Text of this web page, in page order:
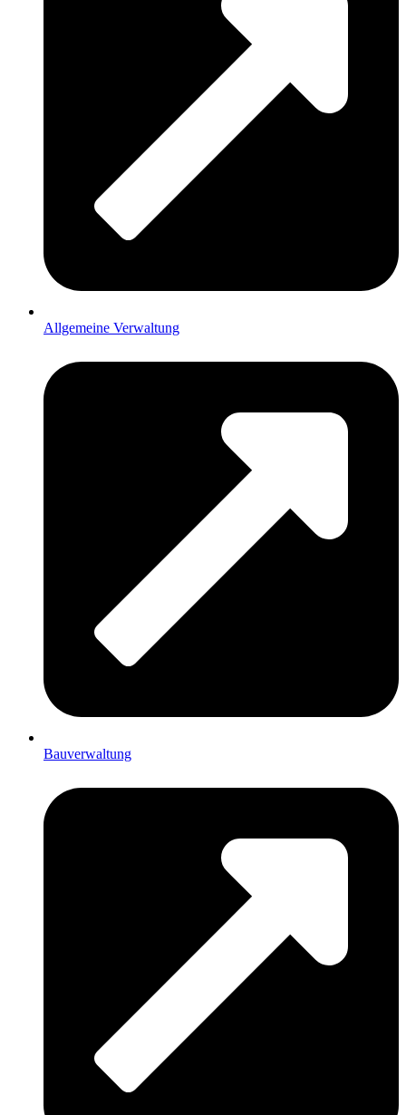
Allgemeine Verwaltung
Bauverwaltung